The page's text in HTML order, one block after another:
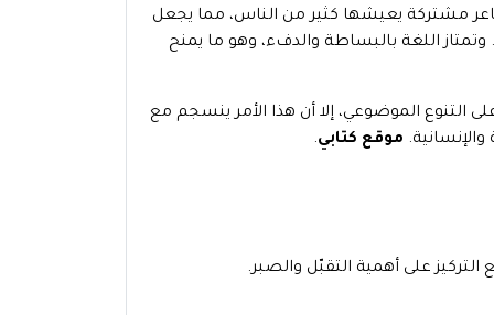
مشتركة يعيشها كثير من الناس، مما يجعل
اللغة بالبساطة والدفء، وهو ما يمنح
التنوع الموضوعي، إلا أن هذا الأمر ينسجم مع
موقع كتابي.
التركيز على أهمية التقبّل والصبر.